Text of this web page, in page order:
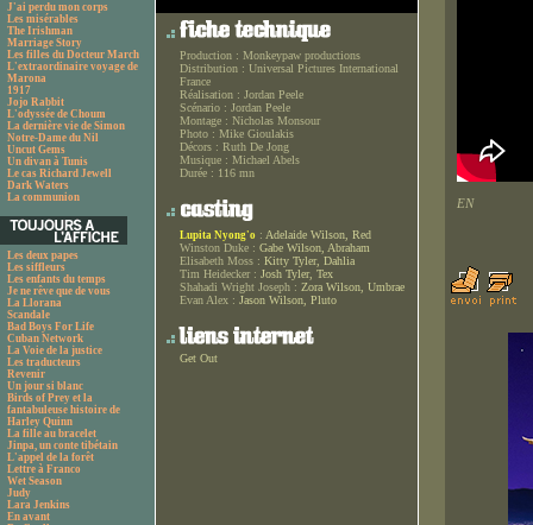
J'ai perdu mon corps
Les misérables
The Irishman
Marriage Story
Les filles du Docteur March
L'extraordinaire voyage de
Marona
1917
Jojo Rabbit
L'odyssée de Choum
La dernière vie de Simon
Notre-Dame du Nil
Uncut Gems
Un divan à Tunis
Le cas Richard Jewell
Dark Waters
La communion
Les deux papes
Les siffleurs
Les enfants du temps
Je ne rêve que de vous
La Llorana
Scandale
Bad Boys For Life
Cuban Network
La Voie de la justice
Les traducteurs
Revenir
Un jour si blanc
Birds of Prey et la
fantabuleuse histoire de
Harley Quinn
La fille au bracelet
Jinpa, un conte tibétain
L'appel de la forêt
Lettre à Franco
Wet Season
Judy
Lara Jenkins
En avant
Production : Monkeypaw productions
Distribution : Universal Pictures International
France
Réalisation : Jordan Peele
Scénario : Jordan Peele
Montage : Nicholas Monsour
Photo : Mike Gioulakis
Décors : Ruth De Jong
Musique : Michael Abels
Durée : 116 mn
Lupita Nyong'o : Adelaide Wilson, Red
Winston Duke : Gabe Wilson, Abraham
Elisabeth Moss : Kitty Tyler, Dahlia
Tim Heidecker : Josh Tyler, Tex
Shahadi Wright Joseph : Zora Wilson, Umbrae
Evan Alex : Jason Wilson, Pluto
Get Out
EN